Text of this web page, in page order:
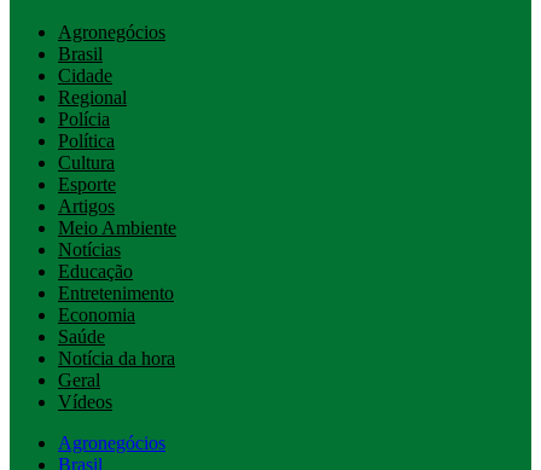
Agronegócios
Brasil
Cidade
Regional
Polícia
Política
Cultura
Esporte
Artigos
Meio Ambiente
Notícias
Educação
Entretenimento
Economia
Saúde
Notícia da hora
Geral
Vídeos
Agronegócios
Brasil